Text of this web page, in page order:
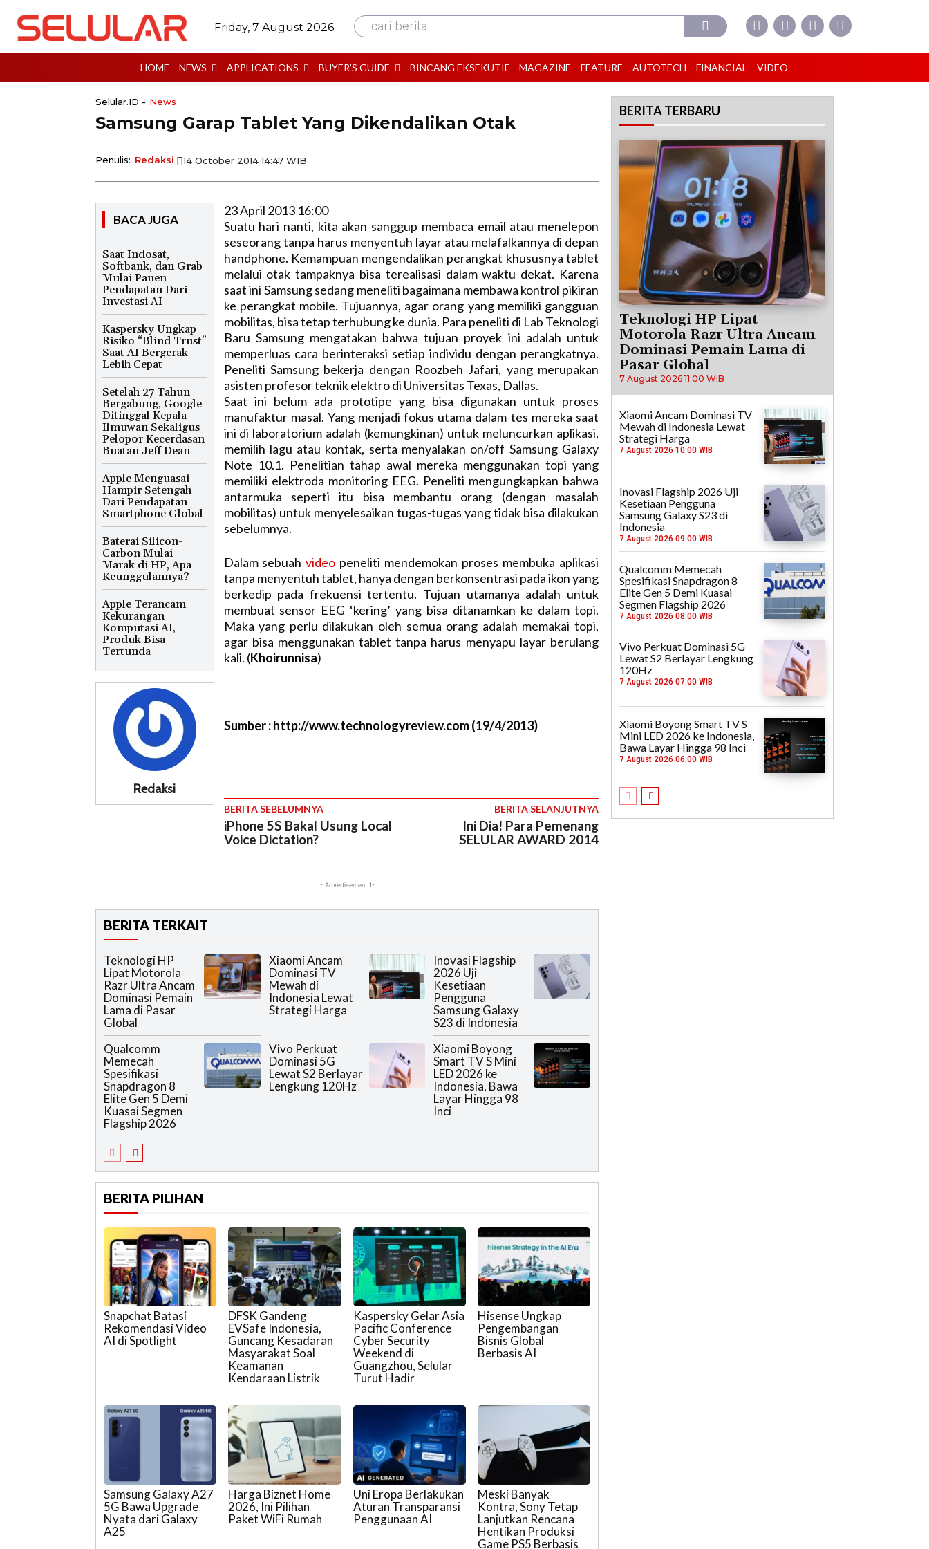
Friday, 7 August 2026 cari berita
HOME NEWS APPLICATIONS BUYER’S GUIDE BINCANG EKSEKUTIF MAGAZINE FEATURE AUTOTECH FINANCIAL VIDEO
Selular.ID - News
Samsung Garap Tablet Yang Dikendalikan Otak
Penulis: Redaksi 14 October 2014 14:47 WIB
BACA JUGA
Saat Indosat,
Softbank, dan Grab
Mulai Panen
Pendapatan Dari
Investasi AI
Kaspersky Ungkap
Risiko “Blind Trust”
Saat AI Bergerak
Lebih Cepat
Setelah 27 Tahun
Bergabung, Google
Ditinggal Kepala
Ilmuwan Sekaligus
Pelopor Kecerdasan
Buatan Jeff Dean
Apple Menguasai
Hampir Setengah
Dari Pendapatan
Smartphone Global
Baterai Silicon-
Carbon Mulai
Marak di HP, Apa
Keunggulannya?
Apple Terancam
Kekurangan
Komputasi AI,
Produk Bisa
Tertunda
Redaksi
23 April 2013 16:00
Suatu hari nanti, kita akan sanggup membaca email atau menelepon
seseorang tanpa harus menyentuh layar atau melafalkannya di depan
handphone. Kemampuan mengendalikan perangkat khususnya tablet
melalui otak tampaknya bisa terealisasi dalam waktu dekat. Karena
saat ini Samsung sedang meneliti bagaimana membawa kontrol pikiran
ke perangkat mobile. Tujuannya, agar orang yang memiliki gangguan
mobilitas, bisa tetap terhubung ke dunia. Para peneliti di Lab Teknologi
Baru Samsung mengatakan bahwa tujuan proyek ini adalah untuk
memperluas cara berinteraksi setiap individu dengan perangkatnya.
Peneliti Samsung bekerja dengan Roozbeh Jafari, yang merupakan
asisten profesor teknik elektro di Universitas Texas, Dallas.
Saat ini belum ada prototipe yang bisa digunakan untuk proses
manufaktur masal. Yang menjadi fokus utama dalam tes mereka saat
ini di laboratorium adalah (kemungkinan) untuk meluncurkan aplikasi,
memilih lagu atau kontak, serta menyalakan on/off Samsung Galaxy
Note 10.1. Penelitian tahap awal mereka menggunakan topi yang
memiliki elektroda monitoring EEG. Peneliti mengungkapkan bahwa
antarmuka seperti itu bisa membantu orang (dengan masalah
mobilitas) untuk menyelesaikan tugas-tugas yang tidak bisa dilakukan
sebelumnya.
Dalam sebuahvideo peneliti mendemokan proses membuka aplikasi
tanpa menyentuh tablet, hanya dengan berkonsentrasi pada ikon yang
berkedip pada frekuensi tertentu. Tujuan utamanya adalah untuk
membuat sensor EEG ‘kering’ yang bisa ditanamkan ke dalam topi.
Maka yang perlu dilakukan oleh semua orang adalah memakai topi,
agar bisa menggunakan tablet tanpa harus menyapu layar berulang
kali. (Khoirunnisa)
Sumber : http://www.technologyreview.com (19/4/2013)
BERITA SEBELUMNYA
iPhone 5S Bakal Usung Local
Voice Dictation?
BERITA SELANJUTNYA
Ini Dia! Para Pemenang
SELULAR AWARD 2014
- Advertisement 1-
BERITA TERKAIT
Teknologi HP
Lipat Motorola
Razr Ultra Ancam
Dominasi Pemain
Lama di Pasar
Global
Xiaomi Ancam
Dominasi TV
Mewah di
Indonesia Lewat
Strategi Harga
Inovasi Flagship
2026 Uji
Kesetiaan
Pengguna
Samsung Galaxy
S23 di Indonesia
Qualcomm
Memecah
Spesifikasi
Snapdragon 8
Elite Gen 5 Demi
Kuasai Segmen
Flagship 2026
Vivo Perkuat
Dominasi 5G
Lewat S2 Berlayar
Lengkung 120Hz
Xiaomi Boyong
Smart TV S Mini
LED 2026 ke
Indonesia, Bawa
Layar Hingga 98
Inci
BERITA PILIHAN
Snapchat Batasi
Rekomendasi Video
AI di Spotlight
DFSK Gandeng
EVSafe Indonesia,
Guncang Kesadaran
Masyarakat Soal
Keamanan
Kendaraan Listrik
Kaspersky Gelar Asia
Pacific Conference
Cyber Security
Weekend di
Guangzhou, Selular
Turut Hadir
Hisense Ungkap
Pengembangan
Bisnis Global
Berbasis AI
Samsung Galaxy A27
5G Bawa Upgrade
Nyata dari Galaxy
A25
Harga Biznet Home
2026, Ini Pilihan
Paket WiFi Rumah
Uni Eropa Berlakukan
Aturan Transparansi
Penggunaan AI
Meski Banyak
Kontra, Sony Tetap
Lanjutkan Rencana
Hentikan Produksi
Game PS5 Berbasis
BERITA TERBARU
Teknologi HP Lipat
Motorola Razr Ultra Ancam
Dominasi Pemain Lama di
Pasar Global
7 August 2026 11:00 WIB
Xiaomi Ancam Dominasi TV
Mewah di Indonesia Lewat
Strategi Harga
7 August 2026 10:00 WIB
Inovasi Flagship 2026 Uji
Kesetiaan Pengguna
Samsung Galaxy S23 di
Indonesia
7 August 2026 09:00 WIB
Qualcomm Memecah
Spesifikasi Snapdragon 8
Elite Gen 5 Demi Kuasai
Segmen Flagship 2026
7 August 2026 08:00 WIB
Vivo Perkuat Dominasi 5G
Lewat S2 Berlayar Lengkung
120Hz
7 August 2026 07:00 WIB
Xiaomi Boyong Smart TV S
Mini LED 2026 ke Indonesia,
Bawa Layar Hingga 98 Inci
7 August 2026 06:00 WIB